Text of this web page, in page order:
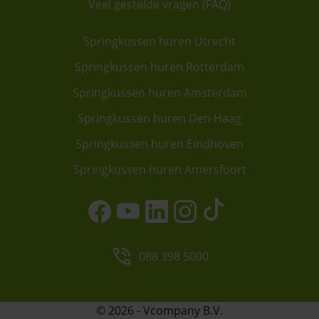
Veel gestelde vragen (FAQ)
Springkussen huren Utrecht
Springkussen huren Rotterdam
Springkussen huren Amsterdam
Springkussen huren Den Haag
Springkussen huren Eindhoven
Springkussen huren Amersfoort
088 398 5000
© 2026 - Vcompany B.V.